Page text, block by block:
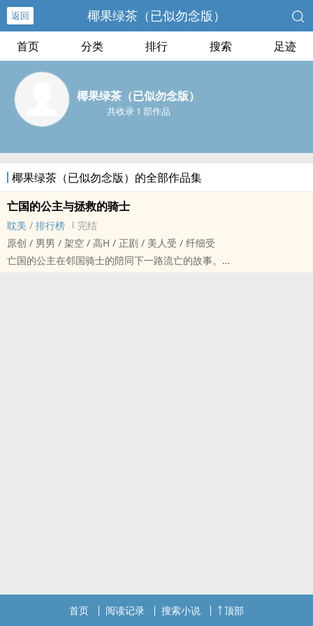
返回 椰果绿茶（已似勿念版）
首页 分类 排行 搜索 足迹
椰果绿茶（已似勿念版）
共收录 1 部作品
椰果绿茶（已似勿念版）的全部作品集
亡国的公主与拯救的骑士
耽美 / 排行榜
完结
原创 / 男男 / 架空 / ‍‎‍高‌‍‎H‎‍ / 正剧 / 美人受 / 纤细受
亡国的公主在邻国骑士的陪同下一路流亡的故事。
首页 阅读记录 搜索小说 顶部